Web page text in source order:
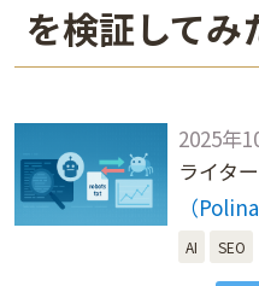
を検証してみ
2025年
ライター
（
AI SEO